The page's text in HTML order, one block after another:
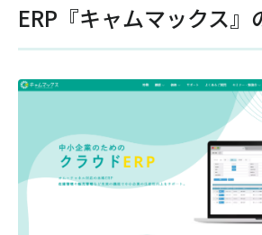
ERP『キャムマックス』